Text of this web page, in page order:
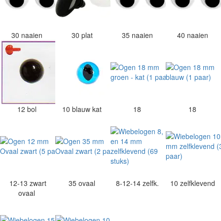
30 naaien 30 plat 35 naaien 40 naaien
12 bol 10 blauw kat 18 18
12-13 zwart
ovaal
35 ovaal 8-12-14 zelfk. 10 zelfklevend